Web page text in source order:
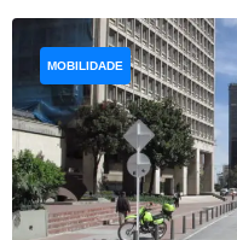
MOBILIDADE